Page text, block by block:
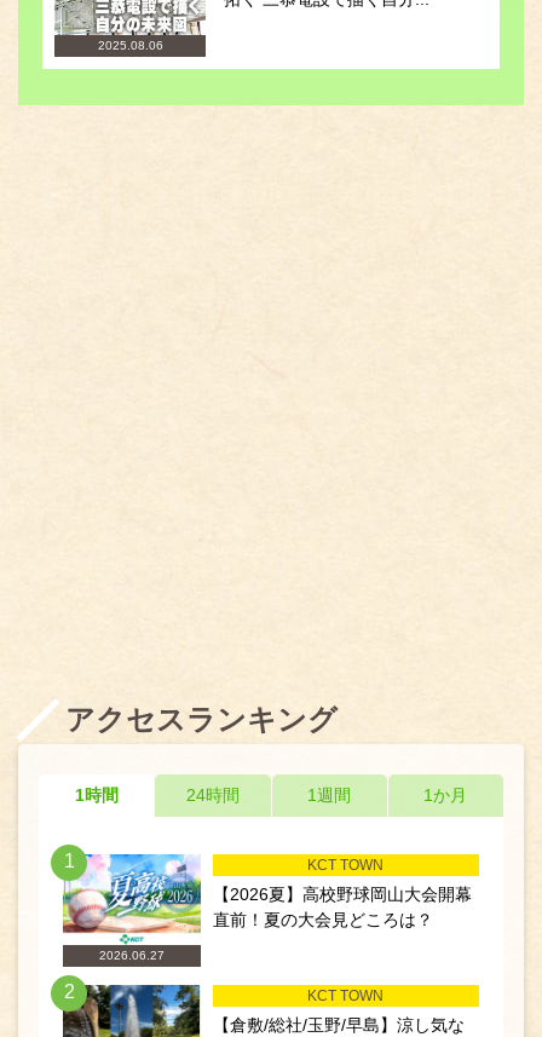
2025.08.06
アクセスランキング
1時間 24時間 1週間 1か月
1
2026.06.27
KCT TOWN
【2026夏】高校野球岡山大会開幕
直前！夏の大会見どころは？
2 KCT TOWN
【倉敷/総社/玉野/早島】涼し気な